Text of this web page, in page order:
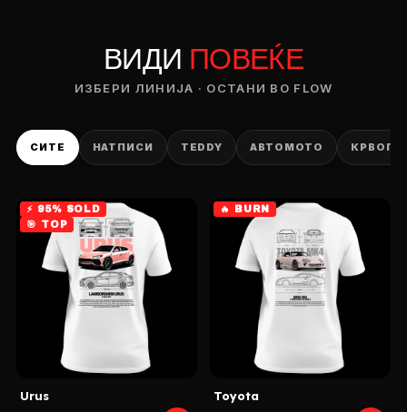
ВИДИ ПОВЕЌЕ
ИЗБЕРИ ЛИНИЈА · ОСТАНИ ВО FLOW
СИТЕ НАТПИСИ TEDDY АВТОМОТО
⚡ 95% SOLD
🎯 TOP
Urus
🔥 BURN
Toyota
— ден
ИЗБЕРИ ОПЦИЈА